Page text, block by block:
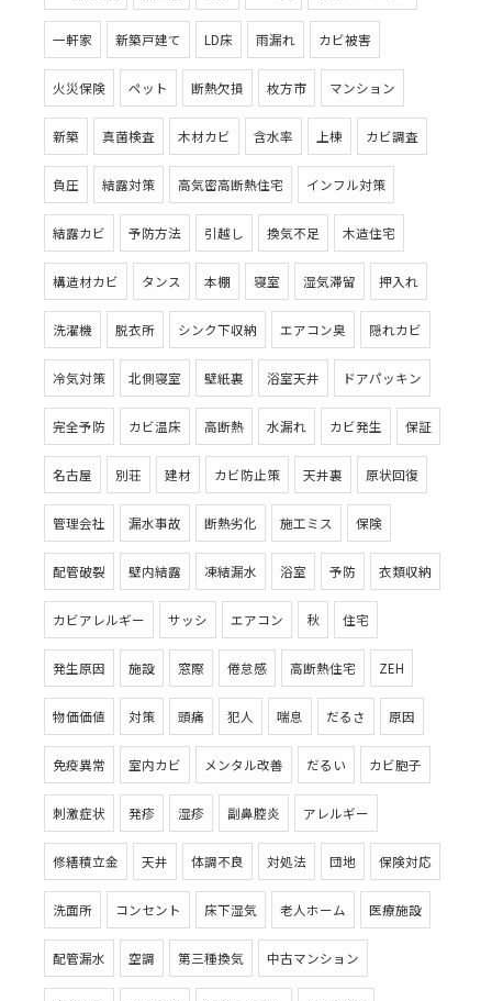
一軒家 新築戸建て LD床 雨漏れ カビ被害
火災保険 ペット 断熱欠損 枚方市 マンション
新築 真菌検査 木材カビ 含水率 上棟 カビ調査
負圧 結露対策 高気密高断熱住宅 インフル対策
結露カビ 予防方法 引越し 換気不足 木造住宅
構造材カビ タンス 本棚 寝室 湿気滞留 押入れ
洗濯機 脱衣所 シンク下収納 エアコン臭 隠れカビ
冷気対策 北側寝室 壁紙裏 浴室天井 ドアパッキン
完全予防 カビ温床 高断熱 水漏れ カビ発生 保証
名古屋 別荘 建材 カビ防止策 天井裏 原状回復
管理会社 漏水事故 断熱劣化 施工ミス 保険
配管破裂 壁内結露 凍結漏水 浴室 予防 衣類収納
カビアレルギー サッシ エアコン 秋 住宅
発生原因 施設 窓際 倦怠感 高断熱住宅 ZEH
物価価値 対策 頭痛 犯人 喘息 だるさ 原因
免疫異常 室内カビ メンタル改善 だるい カビ胞子
刺激症状 発疹 湿疹 副鼻腔炎 アレルギー
修繕積立金 天井 体調不良 対処法 団地 保険対応
洗面所 コンセント 床下湿気 老人ホーム 医療施設
配管漏水 空調 第三種換気 中古マンション